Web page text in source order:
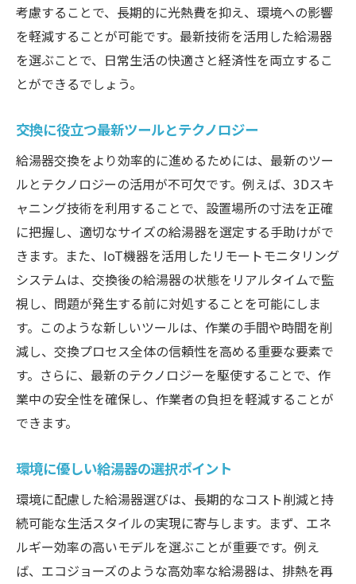
考慮することで、長期的に光熱費を抑え、環境への影響
を軽減することが可能です。最新技術を活用した給湯器
を選ぶことで、日常生活の快適さと経済性を両立するこ
とができるでしょう。
交換に役立つ最新ツールとテクノロジー
給湯器交換をより効率的に進めるためには、最新のツー
ルとテクノロジーの活用が不可欠です。例えば、3Dスキ
ャニング技術を利用することで、設置場所の寸法を正確
に把握し、適切なサイズの給湯器を選定する手助けがで
きます。また、IoT機器を活用したリモートモニタリング
システムは、交換後の給湯器の状態をリアルタイムで監
視し、問題が発生する前に対処することを可能にしま
す。このような新しいツールは、作業の手間や時間を削
減し、交換プロセス全体の信頼性を高める重要な要素で
す。さらに、最新のテクノロジーを駆使することで、作
業中の安全性を確保し、作業者の負担を軽減することが
できます。
環境に優しい給湯器の選択ポイント
環境に配慮した給湯器選びは、長期的なコスト削減と持
続可能な生活スタイルの実現に寄与します。まず、エネ
ルギー効率の高いモデルを選ぶことが重要です。例え
ば、エコジョーズのような高効率な給湯器は、排熱を再